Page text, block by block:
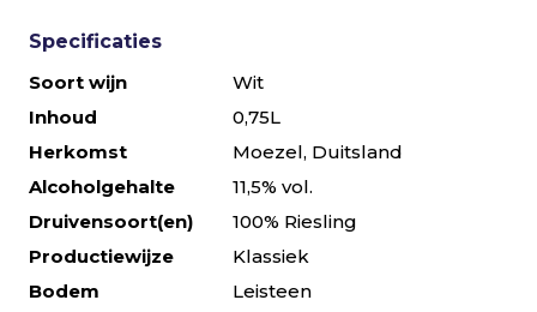
Specificaties
Soort wijn
Wit
Inhoud
0,75L
Herkomst
Moezel, Duitsland
Alcoholgehalte
11,5% vol.
Druivensoort(en)
100% Riesling
Productiewijze
Klassiek
Bodem
Leisteen